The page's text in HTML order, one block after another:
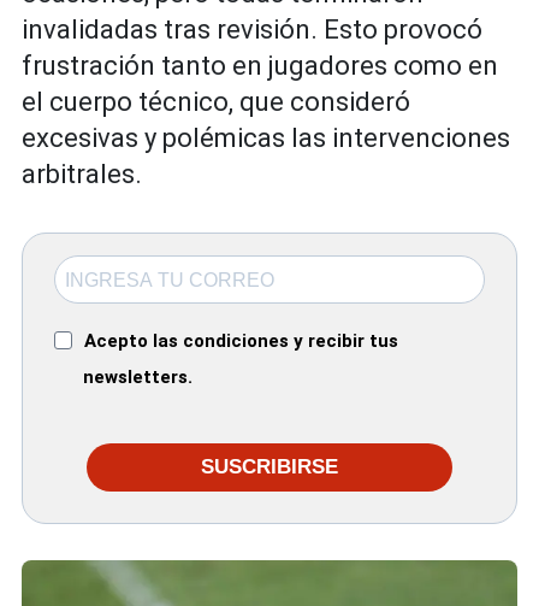
invalidadas tras revisión. Esto provocó
frustración tanto en jugadores como en
el cuerpo técnico, que consideró
excesivas y polémicas las intervenciones
arbitrales.
Acepto las condiciones y recibir tus
newsletters.
SUSCRIBIRSE